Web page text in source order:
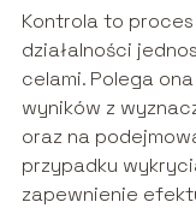
Kontrola to
działalności
celami. Polega
wyników z
oraz na
przypadku
zapewnienie